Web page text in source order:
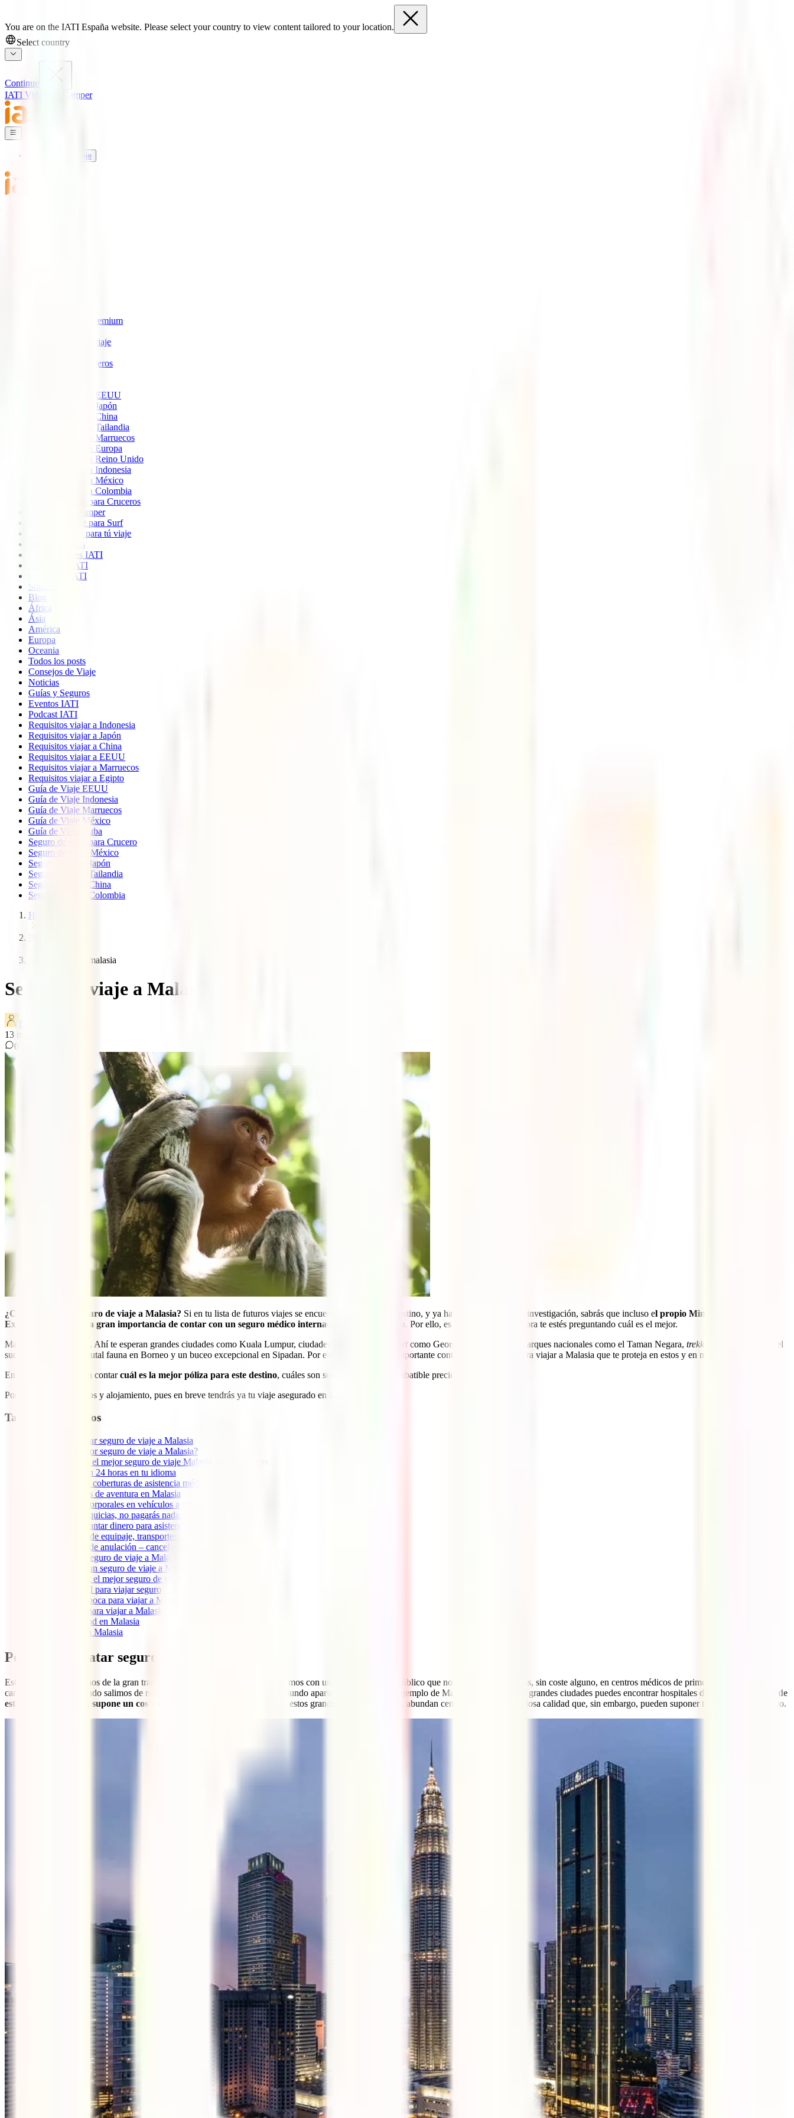
You are on the IATI España website. Please select your country to view content tailored to your location.
Select country
Continue
IATI Vida
IATI Camper
Seguros de Viaje
IATI Anulación Premium
IATI Anual Multiviaje
IATI Grandes Viajeros
Seguro de viaje a EEUU
Seguro de viaje a Japón
Seguro de viaje a China
Seguro de viaje a Tailandia
Seguro de viaje a Marruecos
Seguro de viaje a Europa
Seguro de viaje a Reino Unido
Seguro de viaje a Indonesia
Seguro de viaje a México
Seguro de viaje a Colombia
Seguro de viaje para Cruceros
Seguro para Camper
Seguro de viaje para Surf
Imprescindible para tú viaje
Quiénes somos
Colaboradores IATI
Descuento IATI
Opiniones IATI
Soporte
Blog
África
Ásia
América
Europa
Oceania
Todos los posts
Consejos de Viaje
Noticias
Guías y Seguros
Eventos IATI
Podcast IATI
Requisitos viajar a Indonesia
Requisitos viajar a Japón
Requisitos viajar a China
Requisitos viajar a EEUU
Requisitos viajar a Marruecos
Requisitos viajar a Egipto
Guía de Viaje EEUU
Guía de Viaje Indonesia
Guía de Viaje Marruecos
Guía de Viaje México
Guía de Viaje Cuba
Seguro de viaje para Crucero
Seguro de Viaje México
Seguro de viaje Japón
Seguro de viaje Tailandia
Seguro de viaje China
Seguro de viaje Colombia
Home
Seguro de viaje malasia
Seguro de viaje a Malasia
13 minutos de lectura
0
¿Cuál es el mejor seguro de viaje a Malasia? Si en tu lista de futuros viajes se encuentra este increíble destino, y ya has hecho un poco de investigación, sabrás que incluso el propio Ministerio de Asuntos
Exteriores insiste en la gran importancia de contar con un seguro médico internacional para Malasia
. Por ello, es muy normal que ahora te estés preguntando cuál es el mejor.
Malasia es apasionante. Ahí te esperan grandes ciudades como Kuala Lumpur, ciudades repletas de
artcomo Georgetown, increíbles parques nacionales como el Taman Negara, trekkings
hasta la cima del
sudeste asiático, una brutal fauna en Borneo y un buceo excepcional en Sipadan. Por ello, es sumamente importante contar con un seguro para viajar a Malasia que te proteja en estos y en muchos más casos.
En esta guía te vamos a contarcuál es la mejor póliza para este destino, cuáles son sus coberturas y su imbatible precio.
Ponte ya a buscar vuelos y alojamiento, pues en breve tendrás ya tu viaje asegurado en las mejores manos.
Tabla de contenidos
Por qué contratar seguro de viaje a Malasia
¿Cuál es el mejor seguro de viaje a Malasia?
Qué debe tener el mejor seguro de viaje Malasia, características
Atención 24 horas en tu idioma
Amplias coberturas de asistencia médica
Deportes de aventura en Malasia
Daños corporales en vehículos a motor
Sin franquicias, no pagarás nada de tu bolsillo
Sin adelantar dinero para asistencia médica
Pérdida de equipaje, transportes, robo y mucho más
Opción de anulación – cancelación de tu viaje a Malasia
Cobertura del seguro de viaje a Malasia
Cuánto cuesta un seguro de viaje a Malasia
Cómo contratar el mejor seguro de viaje a Malasia
Información útil para viajar seguro a Malasia
Mejor época para viajar a Malasia
Visado para viajar a Malasia
Seguridad en Malasia
Salud en Malasia
Por qué contratar seguro de viaje a Malasia
Estando en casa gozamos de la gran tranquilidad que nos da saber que contamos con un sistema sanitario público que nos asegura ser tratados, sin coste alguno, en centros médicos de primer nivel. La cosa
cambia totalmente cuando salimos de nuestras fronteras y cada país es un “mundo aparte”. Es el caso, por ejemplo de Malasia. Pese a que en grandes ciudades puedes encontrar hospitales de calidad,
el precio de
estos para los turistas supone un coste realmente muy elevado
. Fuera de estos grandes núcleos urbanos, abundan centros médicos de dudosa calidad que, sin embargo, pueden suponer también un gran gasto.